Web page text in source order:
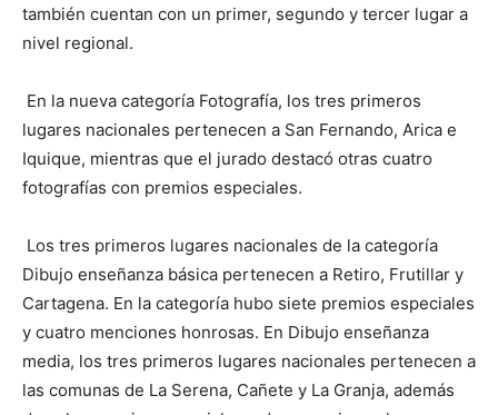
también cuentan con un primer, segundo y tercer lugar a
nivel regional.
En la nueva categoría Fotografía, los tres primeros
lugares nacionales pertenecen a San Fernando, Arica e
Iquique, mientras que el jurado destacó otras cuatro
fotografías con premios especiales.
Los tres primeros lugares nacionales de la categoría
Dibujo enseñanza básica pertenecen a Retiro, Frutillar y
Cartagena. En la categoría hubo siete premios especiales
y cuatro menciones honrosas. En Dibujo enseñanza
media, los tres primeros lugares nacionales pertenecen a
las comunas de La Serena, Cañete y La Granja, además